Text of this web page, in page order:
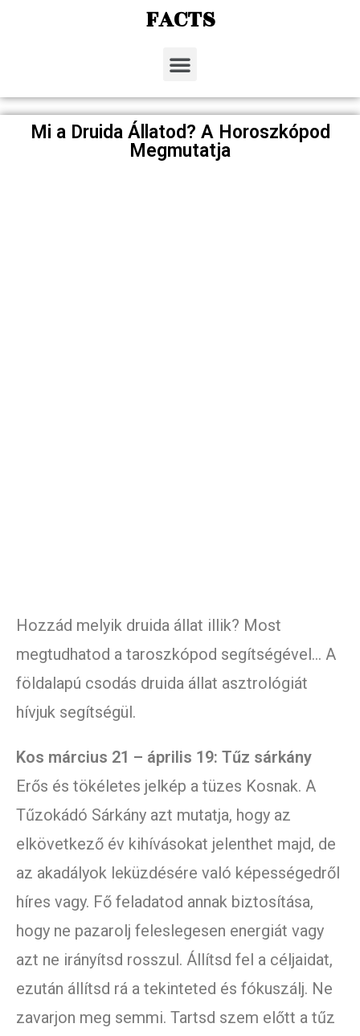
FACTS
Mi a Druida Állatod? A Horoszkópod
Megmutatja
Hozzád melyik druida állat illik? Most
megtudhatod a taroszkópod segítségével… A
földalapú csodás druida állat asztrológiát
hívjuk segítségül.
Kos március 21 – április 19: Tűz sárkány
Erős és tökéletes jelkép a tüzes Kosnak. A
Tűzokádó Sárkány azt mutatja, hogy az
elkövetkező év kihívásokat jelenthet majd, de
az akadályok leküzdésére való képességedről
híres vagy. Fő feladatod annak biztosítása,
hogy ne pazarolj feleslegesen energiát vagy
azt ne irányítsd rosszul. Állítsd fel a céljaidat,
ezután állítsd rá a tekinteted és fókuszálj. Ne
zavarjon meg semmi. Tartsd szem előtt a tűz